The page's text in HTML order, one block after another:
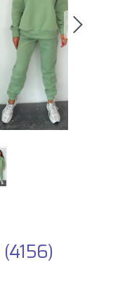
(4156)